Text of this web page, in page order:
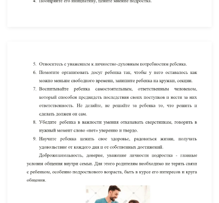
УВЕЛИЧИТЬ